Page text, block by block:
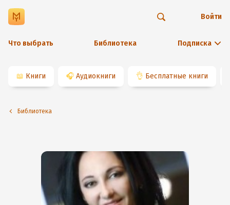
Что выбрать Библиотека Подписка
Войти
📖 Книги 🎧 Аудиокниги 👌 Бесплатные книги
Библиотека